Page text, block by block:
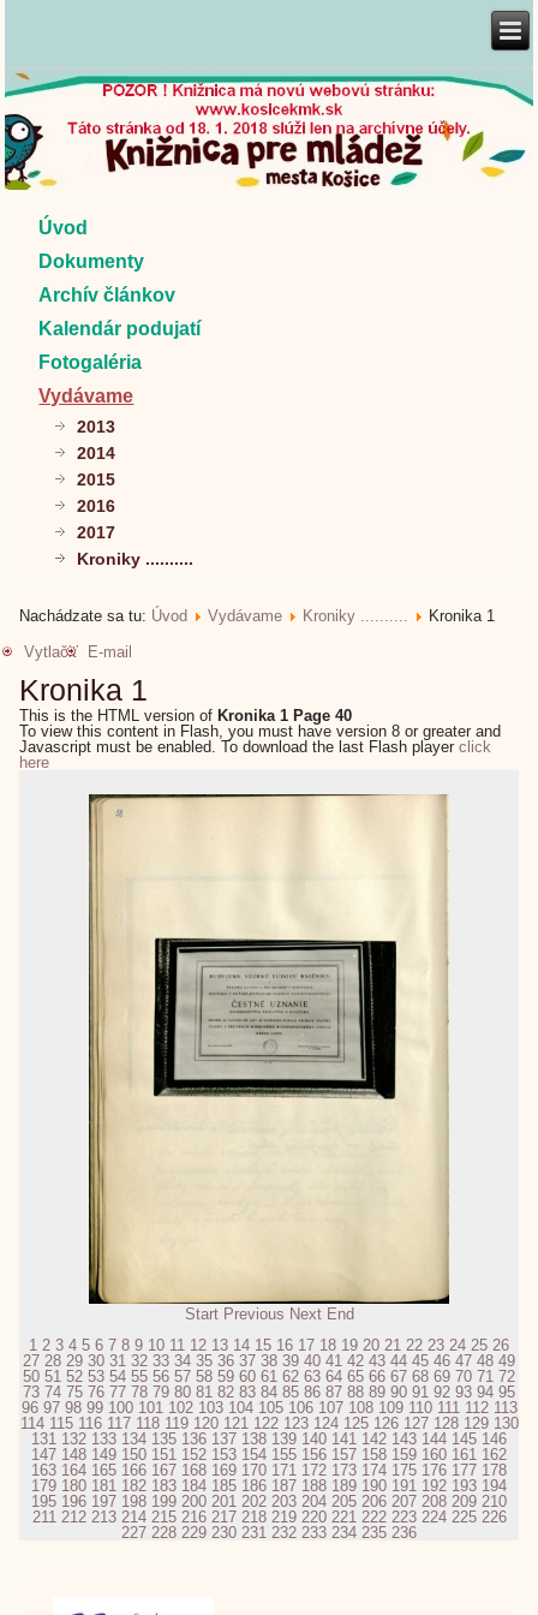
Úvod
Dokumenty
Archív článkov
Kalendár podujatí
Fotogaléria
Vydávame
2013
2014
2015
2016
2017
Kroniky ..........
Nachádzate sa tu: Úvod Vydávame Kroniky ..........
Kronika 1
Vytlačiť
E-mail
Kronika 1
This is the HTML version of Kronika 1 Page 40
To view this content in Flash, you must have version 8 or greater and
Javascript must be enabled. To download the last Flash playerclick
here
Start Previous Next End
1 2 3 4 5 6 7 8 9 10 11 12 13 14 15 16 17 18 19 20 21 22 23 24 25 26
27 28 29 30 31 32 33 34 35 36 37 38 39 40 41 42 43 44 45 46 47 48 49
50 51 52 53 54 55 56 57 58 59 60 61 62 63 64 65 66 67 68 69 70 71 72
73 74 75 76 77 78 79 80 81 82 83 84 85 86 87 88 89 90 91 92 93 94 95
96 97 98 99 100 101 102 103 104 105 106 107 108 109 110 111 112 113
114 115 116 117 118 119 120 121 122 123 124 125 126 127 128 129 130
131 132 133 134 135 136 137 138 139 140 141 142 143 144 145 146
147 148 149 150 151 152 153 154 155 156 157 158 159 160 161 162
163 164 165 166 167 168 169 170 171 172 173 174 175 176 177 178
179 180 181 182 183 184 185 186 187 188 189 190 191 192 193 194
195 196 197 198 199 200 201 202 203 204 205 206 207 208 209 210
211 212 213 214 215 216 217 218 219 220 221 222 223 224 225 226
227 228 229 230 231 232 233 234 235 236